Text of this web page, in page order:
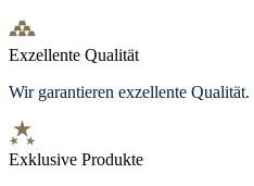
Exzellente Qualität
Wir garantieren exzellente Qualität.
Exklusive Produkte